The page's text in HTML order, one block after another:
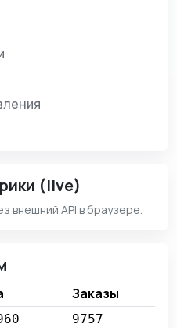
(live)
внешний API в браузере.
Заказы
9757